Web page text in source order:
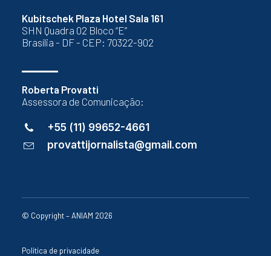
Kubitschek Plaza Hotel Sala 161
SHN Quadra 02 Bloco “E”
Brasília - DF - CEP: 70322-902
Roberta Provatti
Assessora de Comunicação:
+55 (11) 99652-4661
provattijornalista@gmail.com
© Copyright – ANIAM 2026
Política de privacidade